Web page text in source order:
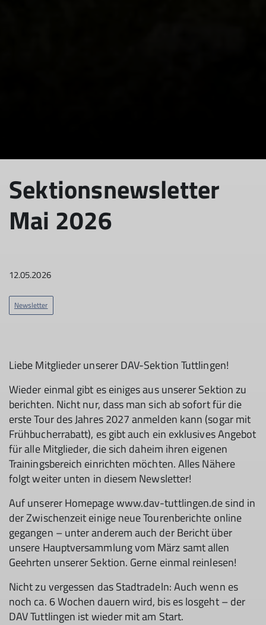
Sektionsnewsletter
Mai 2026
12.05.2026
Newsletter
Liebe Mitglieder unserer DAV-Sektion Tuttlingen!
Wieder einmal gibt es einiges aus unserer Sektion zu
berichten. Nicht nur, dass man sich ab sofort für die
erste Tour des Jahres 2027 anmelden kann (sogar mit
Frühbucherrabatt), es gibt auch ein exklusives Angebot
für alle Mitglieder, die sich daheim ihren eigenen
Trainingsbereich einrichten möchten. Alles Nähere
folgt weiter unten in diesem Newsletter!
Auf unserer Homepage www.dav-tuttlingen.de sind in
der Zwischenzeit einige neue Tourenberichte online
gegangen – unter anderem auch der Bericht über
unsere Hauptversammlung vom März samt allen
Geehrten unserer Sektion. Gerne einmal reinlesen!
Nicht zu vergessen das Stadtradeln: Auch wenn es
noch ca. 6 Wochen dauern wird, bis es losgeht – der
DAV Tuttlingen ist wieder mit am Start.